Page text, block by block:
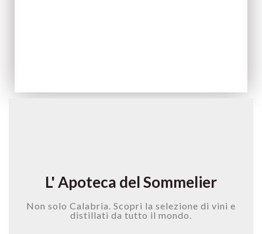
L' Apoteca del Sommelier
Non solo Calabria. Scopri la selezione di vini e
distillati da tutto il mondo.